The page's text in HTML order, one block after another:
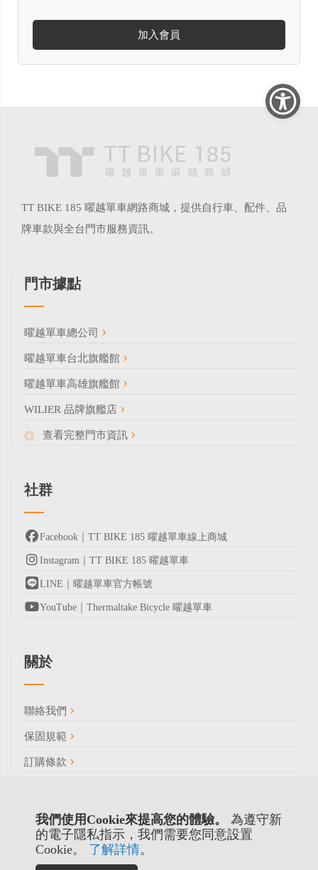
我們使用Cookie來提高您的體驗。
為遵守新
的電子隱私指示，我們需要您同意設置
Cookie。 了解詳情。
加入會員
TT BIKE 185 曜越單車網路商城，提供自行車、配件、品
牌車款與全台門市服務資訊。
門市據點
曜越單車總公司
曜越單車台北旗艦館
曜越單車高雄旗艦館
WILIER 品牌旗艦店
查看完整門市資訊
社群
Facebook｜TT BIKE 185 曜越單車線上商城
Instagram｜TT BIKE 185 曜越單車
LINE｜曜越單車官方帳號
YouTube｜Thermaltake Bicycle 曜越單車
關於
聯絡我們
保固規範
訂購條款